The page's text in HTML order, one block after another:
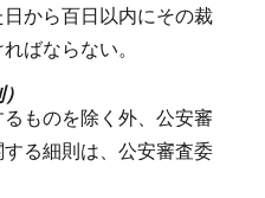
から百日以内にその裁
ばならない。
ものを除く外、公安審
る細則は、公安審査委